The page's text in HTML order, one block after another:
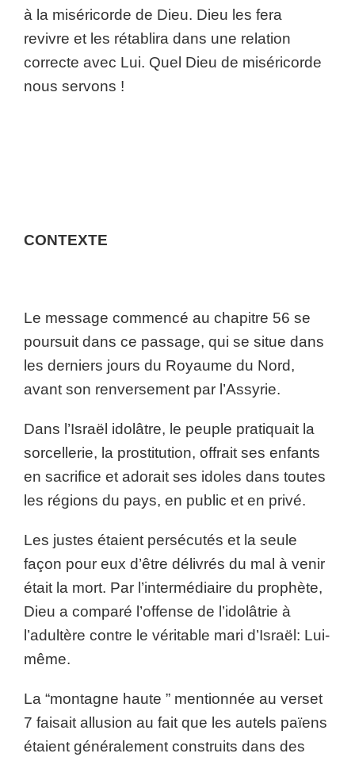
à la miséricorde de Dieu. Dieu les fera
revivre et les rétablira dans une relation
correcte avec Lui. Quel Dieu de miséricorde
nous servons !
CONTEXTE
Le message commencé au chapitre 56 se
poursuit dans ce passage, qui se situe dans
les derniers jours du Royaume du Nord,
avant son renversement par l’Assyrie.
Dans l’Israël idolâtre, le peuple pratiquait la
sorcellerie, la prostitution, offrait ses enfants
en sacrifice et adorait ses idoles dans toutes
les régions du pays, en public et en privé.
Les justes étaient persécutés et la seule
façon pour eux d’être délivrés du mal à venir
était la mort. Par l’intermédiaire du prophète,
Dieu a comparé l’offense de l’idolâtrie à
l’adultère contre le véritable mari d’Israël: Lui-
même.
La “montagne haute ” mentionnée au verset
7 faisait allusion au fait que les autels païens
étaient généralement construits dans des